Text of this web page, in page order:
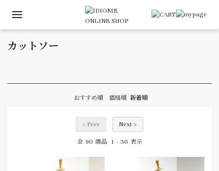
カットソー
おすすめ順 価格順 新着順
< Prev Next >
全 90 商品 1 - 36 表示